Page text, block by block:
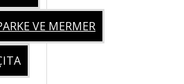
VE MERMER